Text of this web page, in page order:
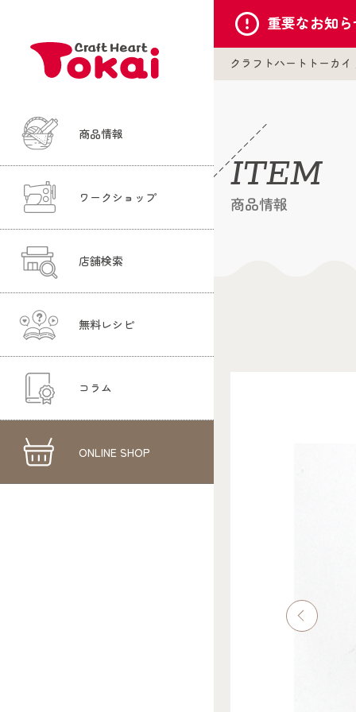
商品情報
ワークショップ
店舗検索
無料レシピ
コラム
ONLINE SHOP
重要なお知
クラフトハートトーカイ
ITEM
商品情報